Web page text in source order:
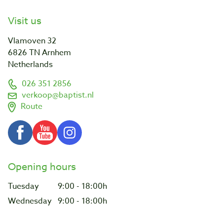
Visit us
Vlamoven 32
6826 TN Arnhem
Netherlands
026 351 2856
verkoop@baptist.nl
Route
Opening hours
Tuesday
9:00 - 18:00h
Wednesday 9:00 - 18:00h